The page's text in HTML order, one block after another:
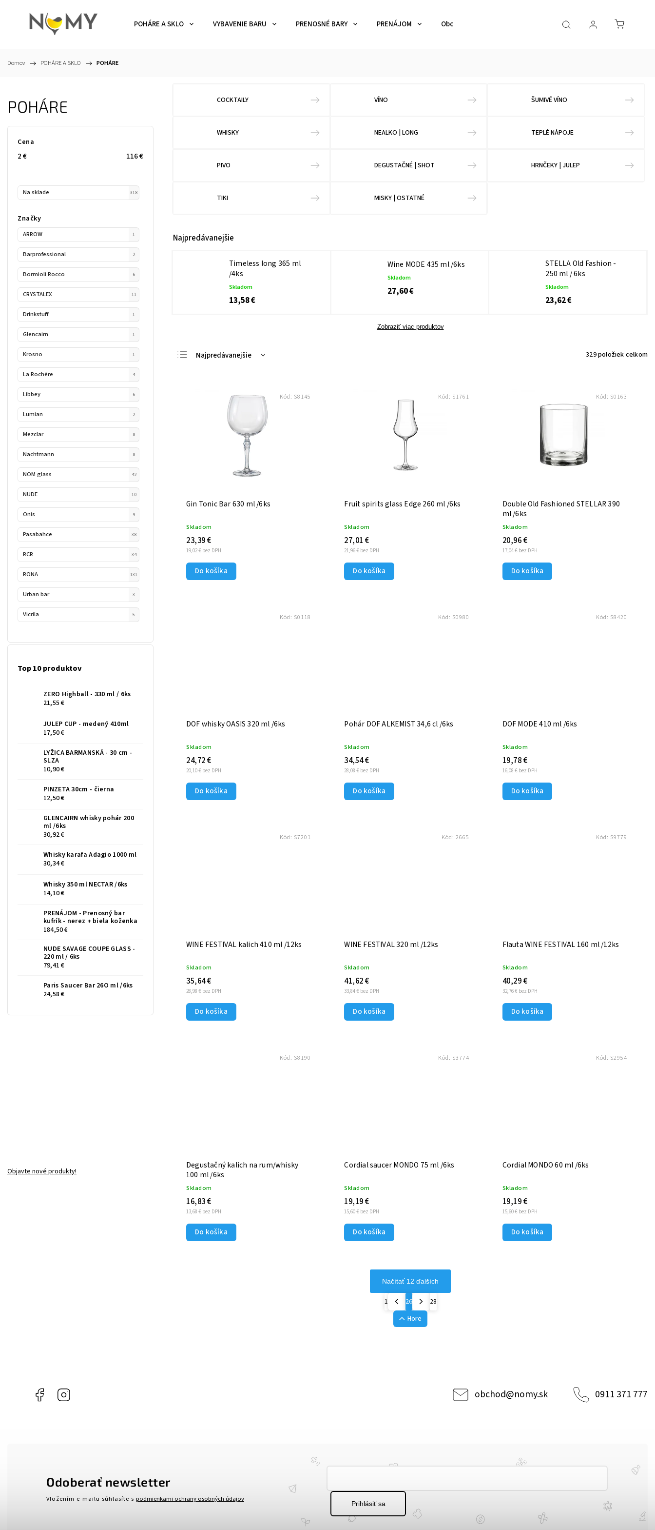
POHÁRE A SKLO VYBAVENIE BARU PRENOSNÉ BARY PRENÁJOM Obchodné podmienky Kontaktujte nás
Domov / POHÁRE A SKLO / POHÁRE
POHÁRE
Cena
2€ 116€
Na sklade 318
Značky
ARROW 1
Barprofessional 2
Bormioli Rocco 6
CRYSTALEX 11
Drinkstuff 1
Glencairn 1
Krosno 1
La Rochère 4
Libbey 6
Lumian 2
Mezclar 8
Nachtmann 8
NOM glass 42
NUDE 10
Onis 9
Pasabahce 38
RCR 34
RONA 131
Urban bar 3
Vicrila 5
Top 10 produktov
ZERO Highball - 330 ml / 6ks
21,55 €
JULEP CUP - medený 410ml
17,50 €
LYŽICA BARMANSKÁ - 30 cm -
SLZA
10,90 €
PINZETA 30cm - čierna
12,50 €
GLENCAIRN whisky pohár 200
ml /6ks
30,92 €
Whisky karafa Adagio 1000 ml
30,34 €
Whisky 350 ml NECTAR /6ks
14,10 €
PRENÁJOM - Prenosný bar
kufrík - nerez + biela koženka
184,50 €
NUDE SAVAGE COUPE GLASS -
220 ml / 6ks
79,41 €
Paris Saucer Bar 26O ml /6ks
24,58 €
Objavte nové produkty!
COCKTAILY VÍNO ŠUMIVÉ VÍNO
WHISKY NEALKO | LONG TEPLÉ NÁPOJE
PIVO DEGUSTAČNÉ | SHOT HRNČEKY | JULEP
TIKI MISKY | OSTATNÉ
Najpredávanejšie
Timeless long 365 ml
/4ks
Skladom
13,58 €
Wine MODE 435 ml /6ks
Skladom
27,60 €
STELLA Old Fashion -
250 ml / 6ks
Skladom
23,62 €
Zobraziť viac produktov
Najpredávanejšie
329položiek celkom
Gin Tonic Bar 630 ml /6ks
Skladom
19,02 € bez DPH
23,39 €
Do košíka
Kód: S8145
Fruit spirits glass Edge 260 ml /6ks
Skladom
21,96 € bez DPH
27,01 €
Do košíka
Kód: S1761
Double Old Fashioned STELLAR 390
ml /6ks
Skladom
17,04 € bez DPH
20,96 €
Do košíka
Kód: S0163
DOF whisky OASIS 320 ml /6ks
Skladom
20,10 € bez DPH
24,72 €
Do košíka
Kód: S0118
Pohár DOF ALKEMIST 34,6 cl /6ks
Skladom
28,08 € bez DPH
34,54 €
Do košíka
Kód: S0980
DOF MODE 410 ml /6ks
Skladom
16,08 € bez DPH
19,78 €
Do košíka
Kód: S8420
WINE FESTIVAL kalich 410 ml /12ks
Skladom
28,98 € bez DPH
35,64 €
Do košíka
Kód: S7201
WINE FESTIVAL 320 ml /12ks
Skladom
33,84 € bez DPH
41,62 €
Do košíka
Kód: 2665
Flauta WINE FESTIVAL 160 ml /12ks
Skladom
32,76 € bez DPH
40,29 €
Do košíka
Kód: S9779
Degustačný kalich na rum/whisky
100 ml /6ks
Skladom
13,68 € bez DPH
16,83 €
Do košíka
Kód: S8190
Cordial saucer MONDO 75 ml /6ks
Skladom
15,60 € bez DPH
19,19 €
Do košíka
Kód: S3774
Cordial MONDO 60 ml /6ks
Skladom
15,60 € bez DPH
19,19 €
Do košíka
Kód: S2954
Načítať 12 ďalších
1 26
28
Hore
Facebook obchod@nomy.sk 0911 371 777
Odoberať newsletter
Vložením e-mailu súhlasíte s podmienkami ochrany osobných údajov
Prihlásiť sa